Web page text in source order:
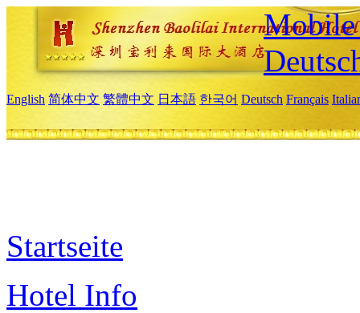
Mobile
English 简体中文 繁體中文 日本語 한국어 Deutsch Français
Startseite
Hotel Info